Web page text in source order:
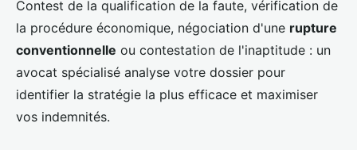
Contest de la qualification de la faute, vérification de
la procédure économique, négociation d'une rupture
conventionnelle ou contestation de l'inaptitude : un
avocat spécialisé analyse votre dossier pour
identifier la stratégie la plus efficace et maximiser
vos indemnités.